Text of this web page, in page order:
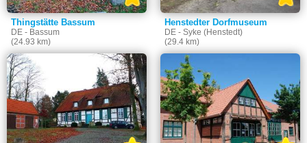
Thingstätte Bassum
DE - Bassum
(24.93 km)
Henstedter Dorfmuseum
DE - Syke (Henstedt)
(29.4 km)